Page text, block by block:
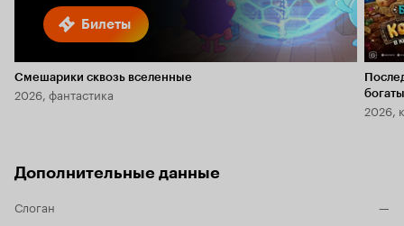
Билеты
Смешарики сквозь вселенные
2026, фантастика
2026,
Дополнительные данные
Слоган —